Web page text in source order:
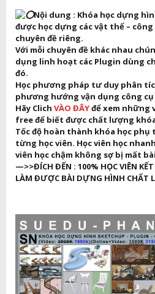
Nội dung : Khóa học dựng
được học dựng các vật thể –
chuyên đề riêng.
Với mỗi chuyên đề khác nhau
dụng linh hoạt các Plugin dùng
đó.
Học phương pháp tư duy phân
phương hướng vận dụng công
Hãy Clich VÀO ĐÂYđể xem những
free để biết được chất lượng
Tốc độ hoàn thành khóa học phụ
từng học viên. Học viên học
viên học chậm không sợ bị mất
—>>ĐÍCH ĐẾN : 100% HỌC VIÊN
LÀM ĐƯỢC BÀI DỰNG HÌNH CHẤT